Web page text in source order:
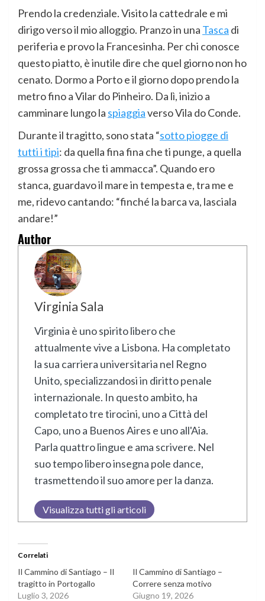
Prendo la credenziale. Visito la cattedrale e mi
dirigo verso il mio alloggio. Pranzo in una Tasca di
periferia e provo la Francesinha. Per chi conosce
questo piatto, è inutile dire che quel giorno non ho
cenato. Dormo a Porto e il giorno dopo prendo la
metro fino a Vilar do Pinheiro. Da lì, inizio a
camminare lungo la spiaggiaverso Vila do Conde.
Durante il tragitto, sono stata “sotto piogge di
tutti i tipi: da quella fina fina che ti punge, a quella
grossa grossa che ti ammacca”. Quando ero
stanca, guardavo il mare in tempesta e, tra me e
me, ridevo cantando: “finché la barca va, lasciala
andare!”
Author
Virginia Sala
Virginia è uno spirito libero che
attualmente vive a Lisbona. Ha completato
la sua carriera universitaria nel Regno
Unito, specializzandosi in diritto penale
internazionale. In questo ambito, ha
completato tre tirocini, uno a Città del
Capo, uno a Buenos Aires e uno all'Aia.
Parla quattro lingue e ama scrivere. Nel
suo tempo libero insegna pole dance,
trasmettendo il suo amore per la danza.
Visualizza tutti gli articoli
Correlati
Il Cammino di Santiago – Il
tragitto in Portogallo
Luglio 3, 2026
Il Cammino di Santiago –
Correre senza motivo
Giugno 19, 2026